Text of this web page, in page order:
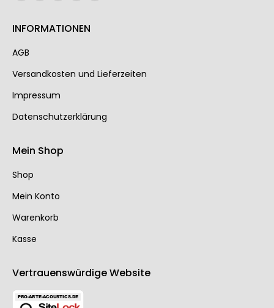
INFORMATIONEN
AGB
Ver­sand­kos­ten und Lie­fer­zei­ten
Impressum
Datenschutzerklärung
Mein Shop
Shop
Mein Konto
Warenkorb
Kasse
Vertrauenswürdige Website